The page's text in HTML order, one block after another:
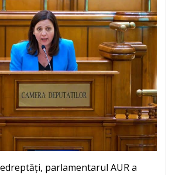
parlamentarul AUR a